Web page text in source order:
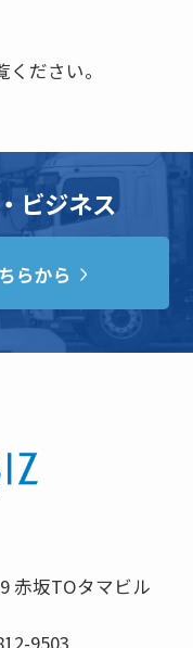
ださい。
ビジネス
らから
赤坂TOタマビル
9503